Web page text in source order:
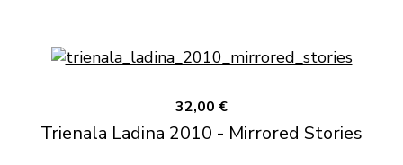
32,00 €
Trienala Ladina 2010 - Mirrored Stories